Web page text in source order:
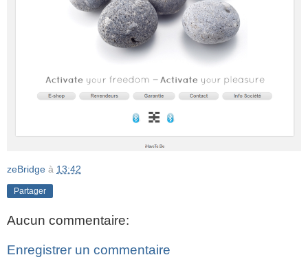
zeBridge à 13:42
Partager
Aucun commentaire:
Enregistrer un commentaire